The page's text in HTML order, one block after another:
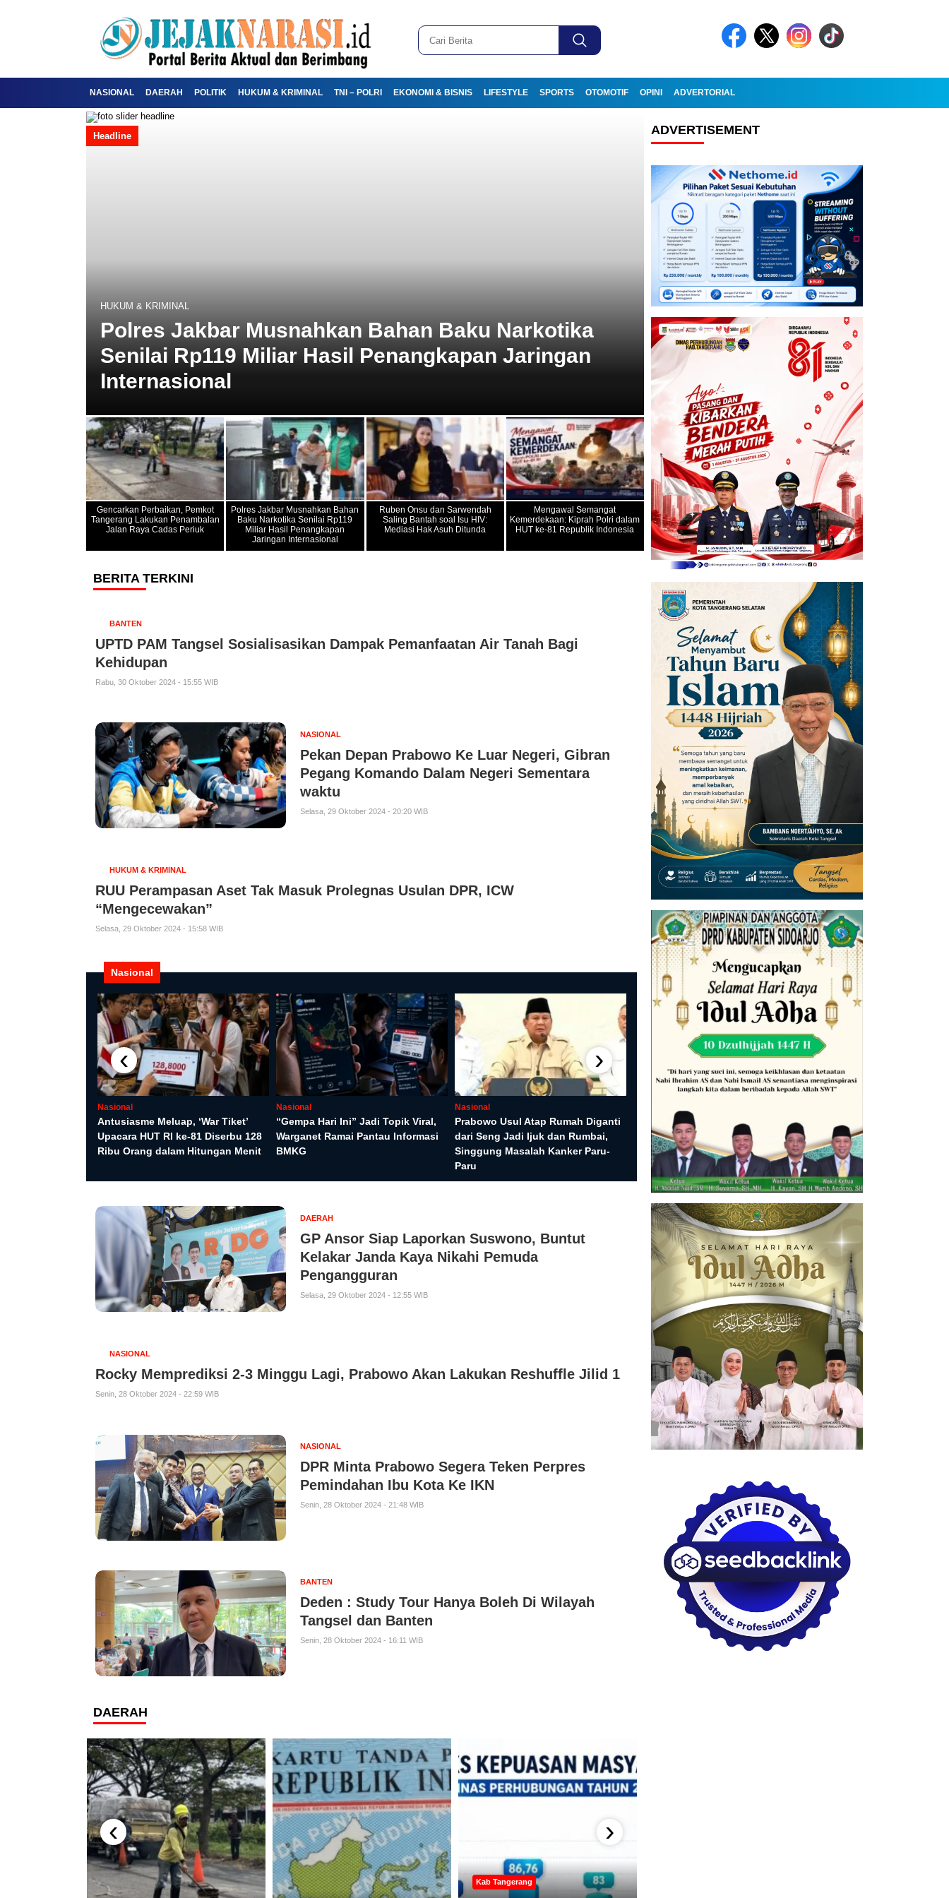
NASIONAL DAERAH POLITIK HUKUM & KRIMINAL TNI – POLRI EKONOMI & BISNIS LIFESTYLE SPORTS OTOMOTIF OPINI ADVERTORIAL
Headline
HUKUM & KRIMINAL
Polres Jakbar Musnahkan Bahan Baku Narkotika
Senilai Rp119 Miliar Hasil Penangkapan Jaringan
Internasional
Headline
ENTERTAINMENT
Ruben Onsu dan
HIV: Mediasi Hak Asuh
Gencarkan Perbaikan, Pemkot
Tangerang Lakukan Penambalan
Jalan Raya Cadas Periuk
Polres Jakbar Musnahkan Bahan
Baku Narkotika Senilai Rp119
Miliar Hasil Penangkapan
Jaringan Internasional
Ruben Onsu dan Sarwendah
Saling Bantah soal Isu HIV:
Mediasi Hak Asuh Ditunda
Mengawal Semangat
Kemerdekaan: Kiprah Polri dalam
HUT ke-81 Republik Indonesia
BERITA TERKINI
BANTEN
UPTD PAM Tangsel Sosialisasikan Dampak Pemanfaatan Air Tanah Bagi
Kehidupan
Rabu, 30 Oktober 2024 - 15:55 WIB
NASIONAL
Pekan Depan Prabowo Ke Luar Negeri, Gibran
Pegang Komando Dalam Negeri Sementara
waktu
Selasa, 29 Oktober 2024 - 20:20 WIB
HUKUM & KRIMINAL
RUU Perampasan Aset Tak Masuk Prolegnas Usulan DPR, ICW
“Mengecewakan”
Selasa, 29 Oktober 2024 - 15:58 WIB
Nasional
Nasional
Antusiasme Meluap, ‘War Tiket’
Upacara HUT RI ke-81 Diserbu 128
Ribu Orang dalam Hitungan Menit
Nasional
“Gempa Hari Ini” Jadi Topik Viral,
Warganet Ramai Pantau Informasi
BMKG
Nasional
Prabowo Usul Atap Rumah Diganti
dari Seng Jadi Ijuk dan Rumbai,
Singgung Masalah Kanker Paru-
Paru
Viral di Medsos, Nama Hotman
Paris Diduga Masuk Dalam Laporan
Tunggakan Wajib Pajak
Nasional
Mantan Jampidsus Febrie
Adriansyah Pulang Tanpa
Penahanan, Usai Jalani
Pemeriksaan 11 Jam
‹ ›
DAERAH
GP Ansor Siap Laporkan Suswono, Buntut
Kelakar Janda Kaya Nikahi Pemuda
Pengangguran
Selasa, 29 Oktober 2024 - 12:55 WIB
NASIONAL
Rocky Memprediksi 2-3 Minggu Lagi, Prabowo Akan Lakukan Reshuffle Jilid 1
Senin, 28 Oktober 2024 - 22:59 WIB
NASIONAL
DPR Minta Prabowo Segera Teken Perpres
Pemindahan Ibu Kota Ke IKN
Senin, 28 Oktober 2024 - 21:48 WIB
BANTEN
Deden : Study Tour Hanya Boleh Di Wilayah
Tangsel dan Banten
Senin, 28 Oktober 2024 - 16:11 WIB
DAERAH
Kab Tangerang
‹ ›
ADVERTISEMENT